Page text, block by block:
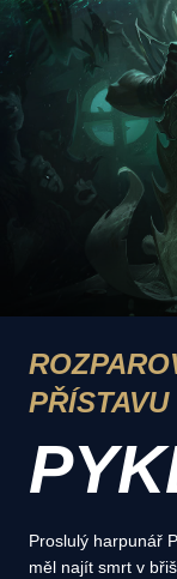
PŘÍSTAVU
Proslulý harpunář
měl najít smrt v